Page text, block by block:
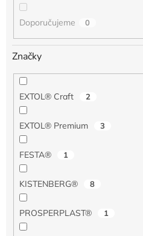
Doporučujeme 0
Značky
EXTOL® Craft 2
EXTOL® Premium 3
FESTA® 1
KISTENBERG® 8
PROSPERPLAST® 1